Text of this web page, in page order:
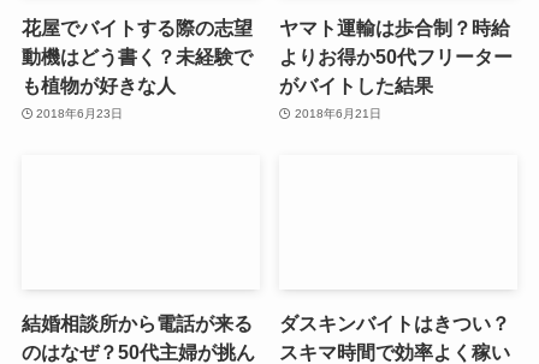
花屋でバイトする際の志望
動機はどう書く？未経験で
も植物が好きな人
2018年6月23日
ヤマト運輸は歩合制？時給
よりお得か50代フリーター
がバイトした結果
2018年6月21日
結婚相談所から電話が来る
のはなぜ？50代主婦が挑ん
ダスキンバイトはきつい？
スキマ時間で効率よく稼い